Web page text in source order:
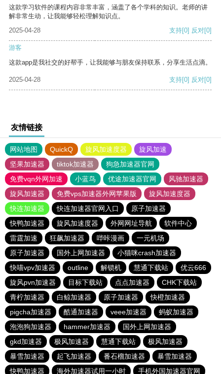
这款学习软件的课程内容非常丰富，涵盖了各个学科的知识。老师的讲
解非常生动，让我能够轻松理解知识点。
2025-04-28
支持[0] 反对[0]
游客
这款app是我社交的好帮手，让我能够与朋友保持联系，分享生活点滴。
2025-04-28 支持[0] 反对[0]
友情链接
网站地图 QuickQ 旋风加速度器
旋风加速
坚果加速器
tiktok加速器
狗急加速器官网
免费vqn外网加速
小蓝鸟 优途加速器官网
风驰加速器
旋风加速器
免费vps加速器外网苹果版
旋风加速度器
快连加速器
快连加速器官网入口
原子加速器
快鸭加速器
旋风加速度器 外网网址导航
软件中心
雷霆加速
狂飙加速器 哔咔漫画
一元机场
原子加速器
国外上网加速器
小猫咪crash加速器
快喵vpv加速器
outline 解锁机 慧通下载站
优云666
旋风pvn加速器
目标下载站 点点加速器
CHK下载站
青柠加速器
白鲸加速器 原子加速器
快橙加速器
pigcha加速器
酷通加速器 veee加速器
蚂蚁加速器
泡泡狗加速器
hammer加速器
国外上网加速器
gkd加速器
极风加速器 慧通下载站
极风加速器
暴雪加速器
起飞加速器 番石榴加速器
暴雪加速器
快鸭加速器
海外加速器试用一小时 手机外国加速器官网